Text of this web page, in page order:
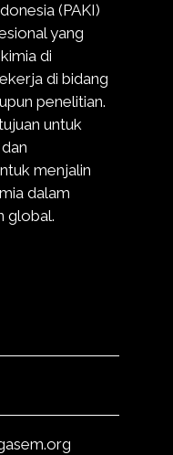
(PAKI)
yang
di
di bidang
penelitian.
untuk
menjalin
dalam
global.